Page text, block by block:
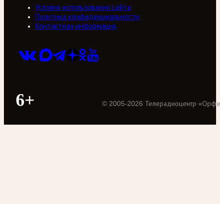
Условия использования сайта
Политика конфиденциальности
Контактная информация
6+ © 2005-2026 Телерадиоцентр